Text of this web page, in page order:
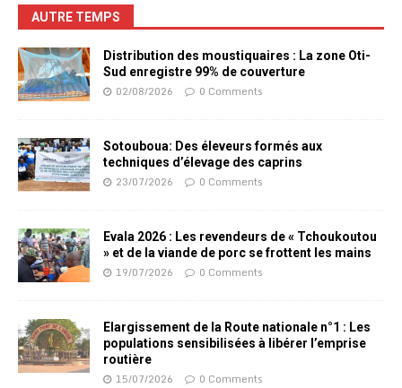
AUTRE TEMPS
Distribution des moustiquaires : La zone Oti-
Sud enregistre 99% de couverture
02/08/2026 0 Comments
Sotouboua: Des éleveurs formés aux
techniques d’élevage des caprins
23/07/2026 0 Comments
Evala 2026 : Les revendeurs de « Tchoukoutou
» et de la viande de porc se frottent les mains
19/07/2026 0 Comments
Elargissement de la Route nationale n°1 : Les
populations sensibilisées à libérer l’emprise
routière
15/07/2026 0 Comments